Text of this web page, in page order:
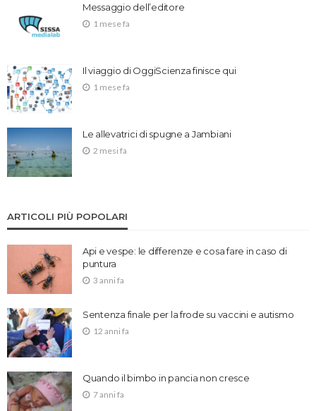
Messaggio dell’editore
1 mese fa
Il viaggio di OggiScienza finisce qui
1 mese fa
Le allevatrici di spugne a Jambiani
2 mesi fa
ARTICOLI PIÙ POPOLARI
Api e vespe: le differenze e cosa fare in caso di
puntura
3 anni fa
Sentenza finale per la frode su vaccini e autismo
12 anni fa
Quando il bimbo in pancia non cresce
7 anni fa